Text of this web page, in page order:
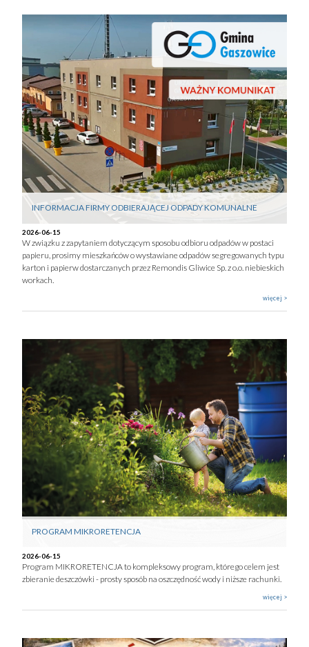
INFORMACJA FIRMY ODBIERAJĄCEJ ODPADY KOMUNALNE
2026-06-15
W związku z zapytaniem dotyczącym sposobu odbioru odpadów w postaci
papieru, prosimy mieszkańców o wystawiane odpadów segregowanych typu
karton i papierw dostarczanych przez Remondis Gliwice Sp. z o.o. niebieskich
workach.
więcej >
PROGRAM MIKRORETENCJA
2026-06-15
Program MIKRORETENCJA to kompleksowy program, którego celem jest
zbieranie deszczówki - prosty sposób na oszczędność wody i niższe rachunki.
więcej >